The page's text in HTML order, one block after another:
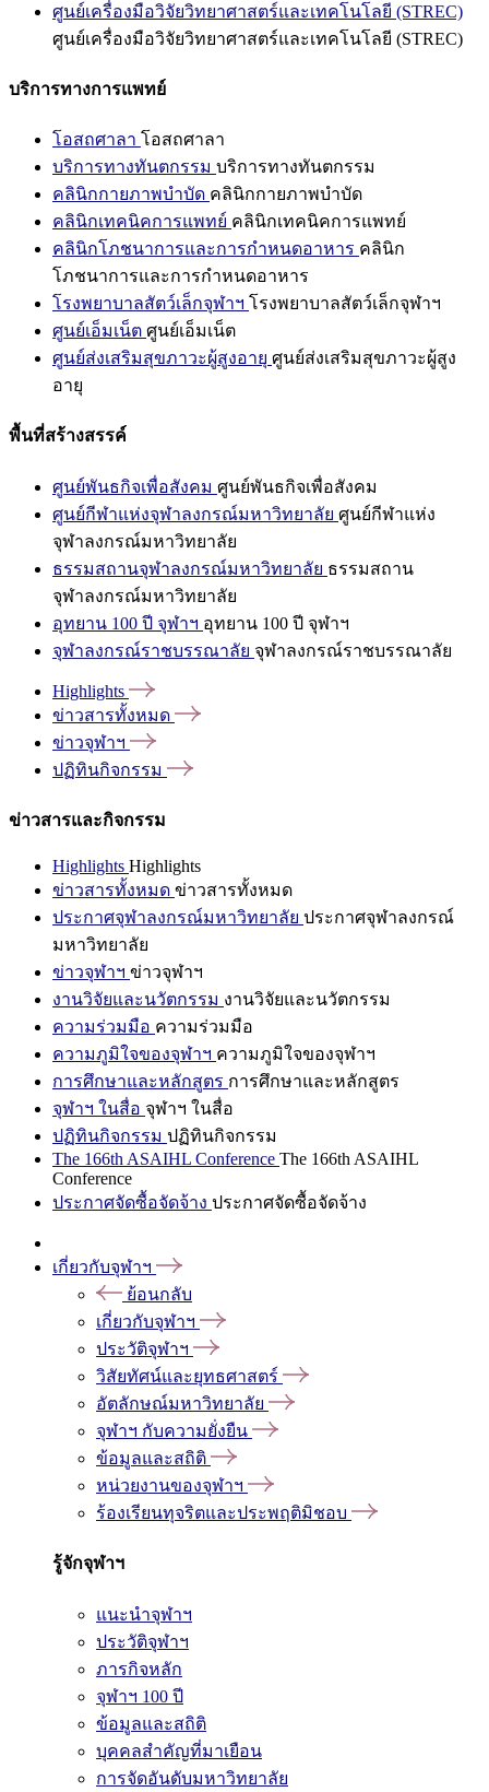
ศูนย์เครื่องมือวิจัยวิทยาศาสตร์และเทคโนโลยี (STREC)
ศูนย์เครื่องมือวิจัยวิทยาศาสตร์และเทคโนโลยี (STREC)
บริการทางการแพทย์
โอสถศาลา โอสถศาลา
บริการทางทันตกรรม บริการทางทันตกรรม
คลินิกกายภาพบำบัด คลินิกกายภาพบำบัด
คลินิกเทคนิคการแพทย์ คลินิกเทคนิคการแพทย์
คลินิกโภชนาการและการกำหนดอาหาร คลินิก
โภชนาการและการกำหนดอาหาร
โรงพยาบาลสัตว์เล็กจุฬาฯ โรงพยาบาลสัตว์เล็กจุฬาฯ
ศูนย์เอ็มเน็ต ศูนย์เอ็มเน็ต
ศูนย์ส่งเสริมสุขภาวะผู้สูงอายุ ศูนย์ส่งเสริมสุขภาวะผู้สูง
อายุ
พื้นที่สร้างสรรค์
ศูนย์พันธกิจเพื่อสังคม ศูนย์พันธกิจเพื่อสังคม
ศูนย์กีฬาแห่งจุฬาลงกรณ์มหาวิทยาลัย ศูนย์กีฬาแห่ง
จุฬาลงกรณ์มหาวิทยาลัย
ธรรมสถานจุฬาลงกรณ์มหาวิทยาลัย ธรรมสถาน
จุฬาลงกรณ์มหาวิทยาลัย
อุทยาน 100 ปี จุฬาฯ อุทยาน 100 ปี จุฬาฯ
จุฬาลงกรณ์ราชบรรณาลัย จุฬาลงกรณ์ราชบรรณาลัย
Highlights
ข่าวสารทั้งหมด
ข่าวจุฬาฯ
ปฏิทินกิจกรรม
ข่าวสารและกิจกรรม
Highlights Highlights
ข่าวสารทั้งหมด ข่าวสารทั้งหมด
ประกาศจุฬาลงกรณ์มหาวิทยาลัย ประกาศจุฬาลงกรณ์
มหาวิทยาลัย
ข่าวจุฬาฯ ข่าวจุฬาฯ
งานวิจัยและนวัตกรรม งานวิจัยและนวัตกรรม
ความร่วมมือ ความร่วมมือ
ความภูมิใจของจุฬาฯ ความภูมิใจของจุฬาฯ
การศึกษาและหลักสูตร การศึกษาและหลักสูตร
จุฬาฯ ในสื่อ จุฬาฯ ในสื่อ
ปฏิทินกิจกรรม ปฏิทินกิจกรรม
The 166th ASAIHL Conference The 166th ASAIHL
Conference
ประกาศจัดซื้อจัดจ้าง ประกาศจัดซื้อจัดจ้าง
เกี่ยวกับจุฬาฯ
ย้อนกลับ
เกี่ยวกับจุฬาฯ
ประวัติจุฬาฯ
วิสัยทัศน์และยุทธศาสตร์
อัตลักษณ์มหาวิทยาลัย
จุฬาฯ กับความยั่งยืน
ข้อมูลและสถิติ
หน่วยงานของจุฬาฯ
ร้องเรียนทุจริตและประพฤติมิชอบ
รู้จักจุฬาฯ
แนะนำจุฬาฯ
ประวัติจุฬาฯ
ภารกิจหลัก
จุฬาฯ 100 ปี
ข้อมูลและสถิติ
บุคคลสำคัญที่มาเยือน
การจัดอันดับมหาวิทยาลัย